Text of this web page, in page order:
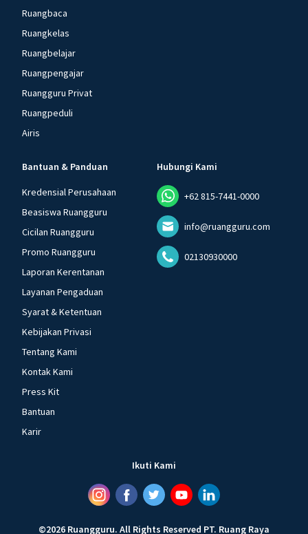
Ruangbaca
Ruangkelas
Ruangbelajar
Ruangpengajar
Ruangguru Privat
Ruangpeduli
Airis
Bantuan & Panduan
Kredensial Perusahaan
Beasiswa Ruangguru
Cicilan Ruangguru
Promo Ruangguru
Laporan Kerentanan
Layanan Pengaduan
Syarat & Ketentuan
Kebijakan Privasi
Tentang Kami
Kontak Kami
Press Kit
Bantuan
Karir
Hubungi Kami
+62 815-7441-0000
info@ruangguru.com
02130930000
Ikuti Kami
©2026 Ruangguru. All Rights Reserved PT. Ruang Raya